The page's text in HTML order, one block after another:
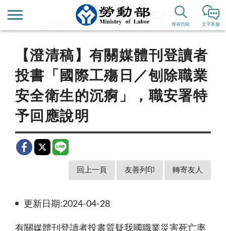
文字客服
搜尋功能
新聞公告 即時新聞澄清
【澄清稿】有關媒體刊登讀者
投書「國際工殤日／刨除職業
安全衛生的沉痾」，職安署特
予回應說明
回上一頁 友善列印 轉寄友人
更新日期:2024-04-28
有關媒體刊登讀者投書質疑我國職業災害死亡率